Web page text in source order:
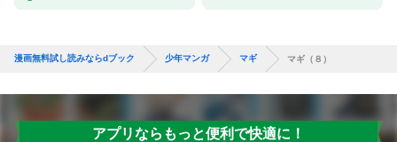
漫画無料試し読みならdブック 少年マンガ マギ マギ（８）
アプリならもっと便利で快適に！